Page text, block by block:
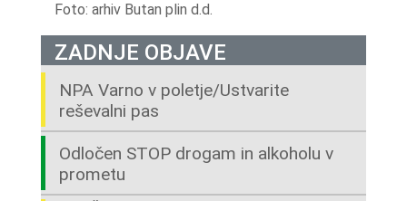
Foto: arhiv Butan plin d.d.
ZADNJE OBJAVE
NPA Varno v poletje/Ustvarite
reševalni pas
Odločen STOP drogam in alkoholu v
prometu